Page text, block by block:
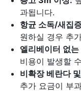
과됩니다.
항균 소독/새집
원하실 경우 추
엘리베이터 없
비용이 발생할
비확장 베란다
추가 요금이 부